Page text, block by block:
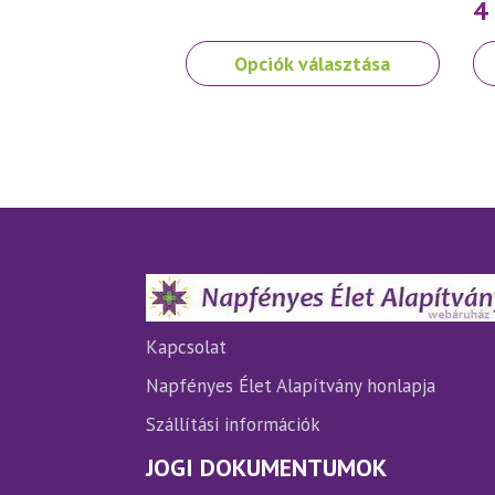
Opciók választása
Ennek
a
A
termékoldalon
választhatók
4
Kapcsolat
Napfényes Élet Alapítvány honlapja
Szállítási információk
JOGI DOKUMENTUMOK